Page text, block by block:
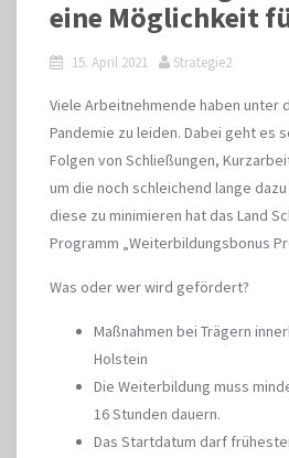
eine Möglichkeit
15. April 2021 Strategie2
Viele Arbeitnehmende haben unter
Pandemie zu leiden. Dabei geht es
Folgen von Schließungen,
um die noch schleichend lange
diese zu minimieren hat das Land
Programm „Weiterbildungsbonus
Was oder wer wird gefördert?
Maßnahmen bei Trägern
Holstein
Die Weiterbildung muss
16 Stunden dauern.
Das Startdatum darf